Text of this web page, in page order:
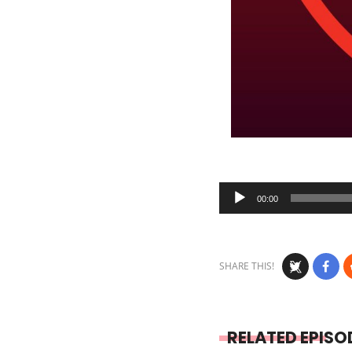
Audio
Player
00:00
SHARE THIS!
RELATED